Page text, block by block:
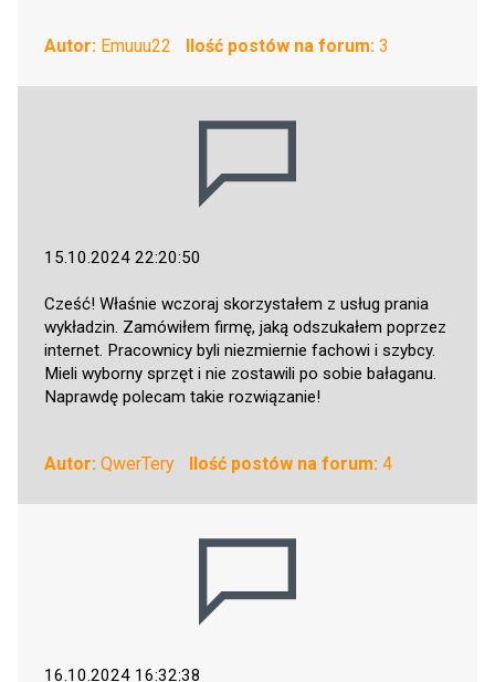
Autor: Emuuu22 Ilość postów na forum:3
15.10.2024 22:20:50
Cześć! Właśnie wczoraj skorzystałem z usług prania
wykładzin. Zamówiłem firmę, jaką odszukałem poprzez
internet. Pracownicy byli niezmiernie fachowi i szybcy.
Mieli wyborny sprzęt i nie zostawili po sobie bałaganu.
Naprawdę polecam takie rozwiązanie!
Autor: QwerTery Ilość postów na forum:4
16.10.2024 16:32:38